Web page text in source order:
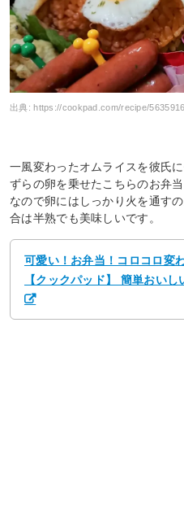
出典:https://cookpad.com/recipe/5635916
一風変わったオムライスを彼氏
ずらの卵を乗せたこちらのお弁
なので卵にはしっかり火を通す
合は半熟でも美味しいです。
可愛い！お弁当！コロコロ
【クックパッド】 簡単おい